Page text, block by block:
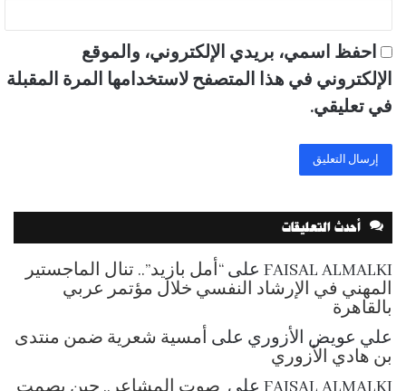
احفظ اسمي، بريدي الإلكتروني، والموقع
الإلكتروني في هذا المتصفح لاستخدامها المرة المقبلة
في تعليقي.
أحدث التعليقات
FAISAL ALMALKI على “أمل بازيد”.. تنال الماجستير
المهني في الإرشاد النفسي خلال مؤتمر عربي
بالقاهرة
علي عويض الأزوري على أمسية شعرية ضمن منتدى
بن هادي الأزوري